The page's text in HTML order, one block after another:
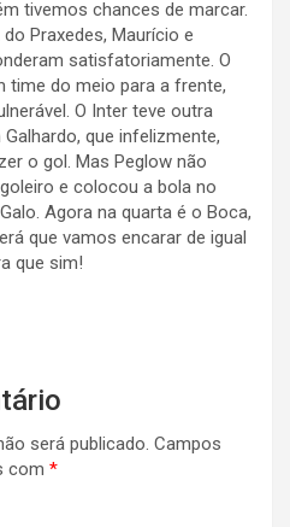
tivemos chances de marcar.
Praxedes, Maurício e
satisfatoriamente. O
time do meio para a frente,
O Inter teve outra
que infelizmente,
o gol. Mas Peglow não
e colocou a bola no
Agora na quarta é o Boca,
que vamos encarar de igual
que sim!
será publicado. Campos
com *